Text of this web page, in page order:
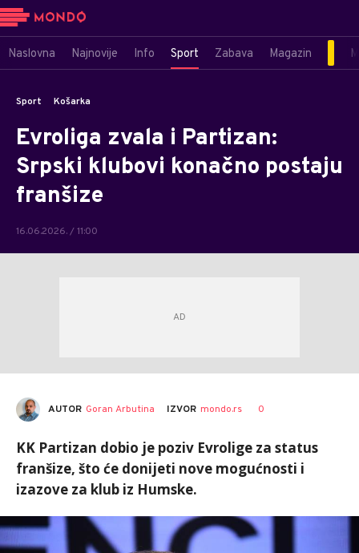
Naslovna Najnovije Info Sport Zabava Magazin
Sport Košarka
Evroliga zvala i Partizan:
Srpski klubovi konačno postaju
franšize
16.06.2026. / 11:00
AUTOR Goran Arbutina IZVOR mondo.rs 0
KK Partizan dobio je poziv Evrolige za status
franšize, što će donijeti nove mogućnosti i
izazove za klub iz Humske.